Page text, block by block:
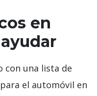
en
con una lista de
el automóvil en